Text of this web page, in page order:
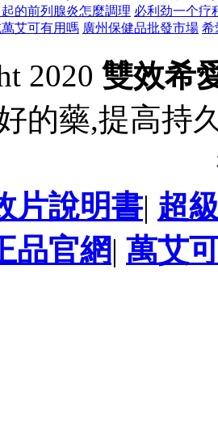
的前列腺炎怎麼調理 必利劲一个疗
艾可有用嗎 廣州保健品批發市場 希
2020 雙效希
的藥,提高持
片說明書| 超
品官網| 萬艾